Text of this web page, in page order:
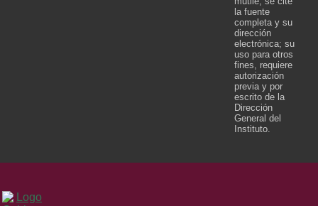
la fuente
completa y su
dirección
electrónica; su
uso para otros
fines, requiere
autorización
previa y por
escrito de la
Dirección
General del
Instituto.